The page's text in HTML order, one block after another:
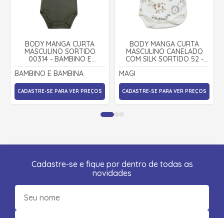
BODY MANGA CURTA
MASCULINO SORTIDO
00314 - BAMBINO E
BAMBINA
BAMBINO E BAMBINA
CADASTRE-SE PARA VER PREÇOS
BODY MANGA CURTA
MASCULINO CANELADO
COM SILK SORTIDO 52 -
MAGI
MAGI
CADASTRE-SE PARA VER PREÇOS
Cadastre-se e fique por dentro de todas as
novidades